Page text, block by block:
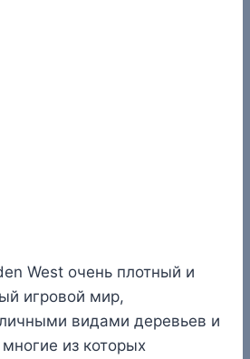
West очень плотный и
игровой мир,
видами деревьев и
из которых